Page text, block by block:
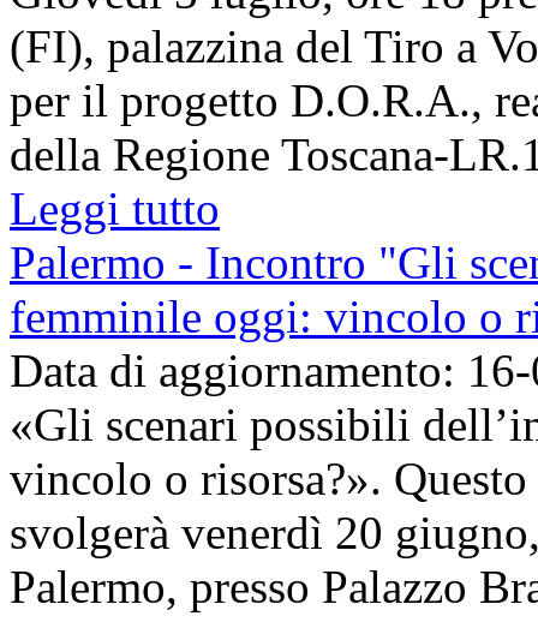
(FI), palazzina del Tiro a
per il progetto D.O.R.A.,
della Regione Toscana-
Leggi tutto
Palermo - Incontro "Gli
femminile oggi: vincolo o
Data di aggiornamento:
«Gli scenari possibili
vincolo o risorsa?».
svolgerà venerdì 20
Palermo, presso Palazzo